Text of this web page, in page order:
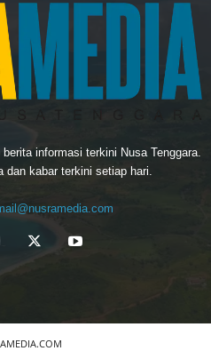
informasi terkini Nusa Tenggara.
dan kabar terkini setiap hari.